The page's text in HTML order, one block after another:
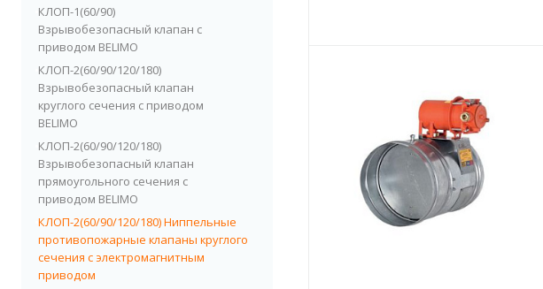
КЛОП-1(60/90)
Взрывобезопасный клапан с
приводом BELIMO
КЛОП-2(60/90/120/180)
Взрывобезопасный клапан
круглого сечения с приводом
BELIMO
КЛОП-2(60/90/120/180)
Взрывобезопасный клапан
прямоугольного сечения с
приводом BELIMO
КЛОП-2(60/90/120/180) Ниппельные
противопожарные клапаны круглого
сечения с электромагнитным
приводом